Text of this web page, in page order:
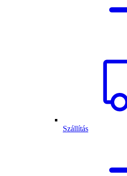
Szállítás